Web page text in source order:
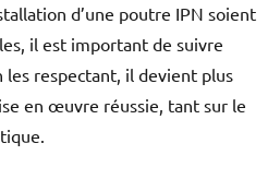
d’une poutre IPN soient
il est important de suivre
les respectant, il devient plus
en œuvre réussie, tant sur le